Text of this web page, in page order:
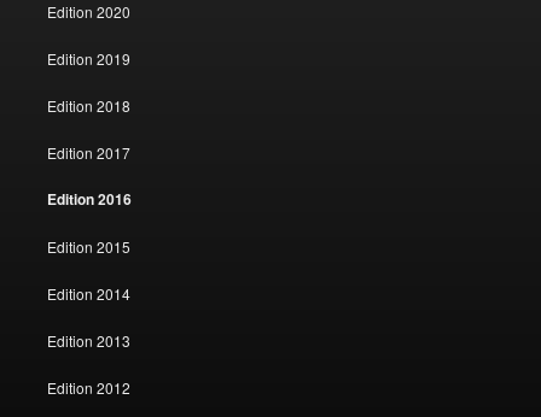
Edition 2020
Edition 2019
Edition 2018
Edition 2017
Edition 2016
Edition 2015
Edition 2014
Edition 2013
Edition 2012